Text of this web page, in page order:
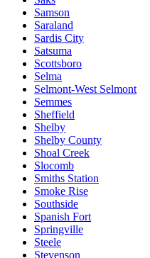
Samson
Saraland
Sardis City
Satsuma
Scottsboro
Selma
Selmont-West Selmont
Semmes
Sheffield
Shelby
Shelby County
Shoal Creek
Slocomb
Smiths Station
Smoke Rise
Southside
Spanish Fort
Springville
Steele
Stevenson